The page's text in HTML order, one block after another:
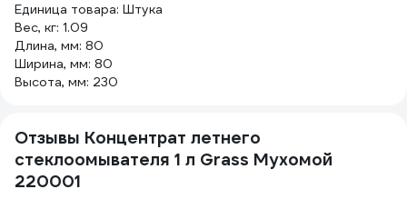
Единица товара: Штука
Вес, кг: 1.09
Длина, мм: 80
Ширина, мм: 80
Высота, мм: 230
Отзывы Концентрат летнего
стеклоомывателя 1 л Grass Мухомой
220001